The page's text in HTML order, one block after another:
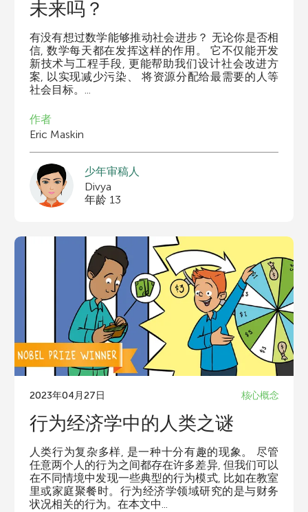
栏目
全部文章种类 核心概念 新发现
未来吗？
有没有想过数学能够推动社会进步？ 无论你是否相
信, 数学每天都在发挥这样的作用。 它不仅能开发
新技术与工程手段, 更能帮助我们设计社会改进方
案, 以实现减少污染、 将资源分配给最需要的人等
社会目标。...
作者
Eric Maskin
少年审稿人
Divya
年龄 13
2023年04月27日 核心概念
行为经济学中的人类之谜
人类行为复杂多样, 是一种十分有趣的现象。 尽管
任意两个人的行为之间都存在许多差异, 但我们可以
在不同情境中发现一些典型的行为模式, 比如在教室
里或家庭聚餐时。行为经济学领域研究的是与财务
状况相关的行为。在本文中...